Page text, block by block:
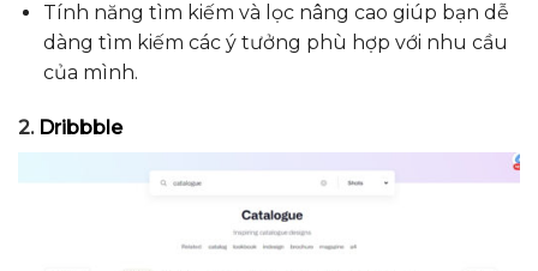
Tính năng tìm kiếm và lọc nâng cao giúp bạn dễ
dàng tìm kiếm các ý tưởng phù hợp với nhu cầu
của mình.
2. Dribbble